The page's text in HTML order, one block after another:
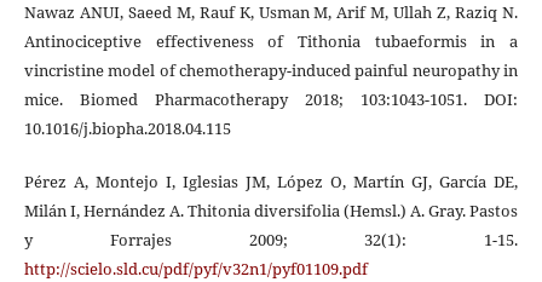
Nawaz ANUI, Saeed M, Rauf K, Usman M, Arif M, Ullah Z, Raziq N.
Antinociceptive effectiveness of Tithonia tubaeformis in a
vincristine model of chemotherapy-induced painful neuropathy in
mice. Biomed Pharmacotherapy 2018; 103:1043-1051. DOI:
10.1016/j.biopha.2018.04.115
Pérez A, Montejo I, Iglesias JM, López O, Martín GJ, García DE,
Milán I, Hernández A. Thitonia diversifolia (Hemsl.) A. Gray. Pastos
y Forrajes 2009; 32(1): 1-15.
http://scielo.sld.cu/pdf/pyf/v32n1/pyf01109.pdf